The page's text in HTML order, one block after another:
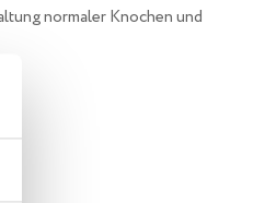
normaler Knochen und